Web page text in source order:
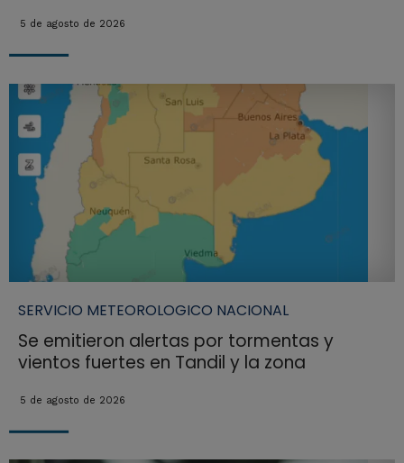
5 de agosto de 2026
SERVICIO METEOROLOGICO NACIONAL
Se emitieron alertas por tormentas y
vientos fuertes en Tandil y la zona
5 de agosto de 2026